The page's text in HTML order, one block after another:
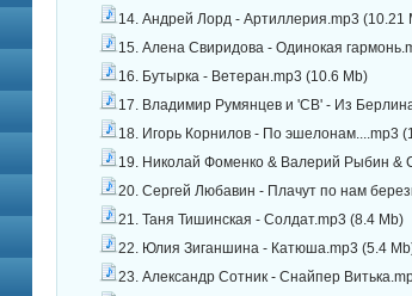
14. Андрей Лорд - Артиллерия.mp3 (10.21
15. Алена Свиридова - Одинокая
16. Бутырка - Ветеран.mp3 (10.6 Mb)
17. Владимир Румянцев и 'СВ' - Из
18. Игорь Корнилов - По эшелонам....mp3
19. Николай Фоменко & Валерий Рыбин &
20. Сергей Любавин - Плачут по нам
21. Таня Тишинская - Солдат.mp3 (8.4 Mb)
22. Юлия Зиганшина - Катюша.mp3 (5.4
23. Александр Сотник - Снайпер